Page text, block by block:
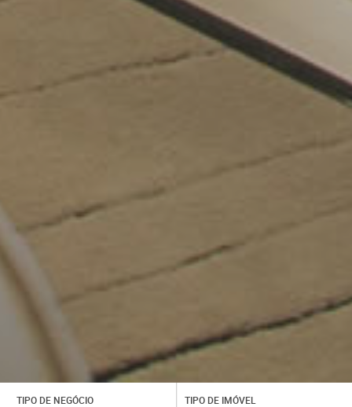
TIPO DE NEGÓCIO TIPO DE IMÓVEL